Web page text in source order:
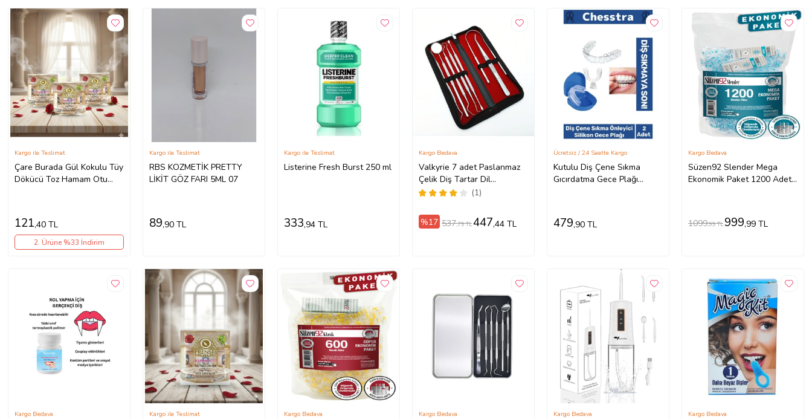
Çare Burada Gül Kokulu Tüy
Dökücü Toz Hamam Otu
Kargo ile Teslimat
121,40 TL
2. Ürüne %33 İndirim
RBS KOZMETİK PRETTY
LİKİT GÖZ FARI 5ML 07
Kargo ile Teslimat
89,90 TL
Listerine Fresh Burst 250 ml
Kargo ile Teslimat
333,94 TL
Valkyrie 7 adet Paslanmaz
Çelik Diş Tartar Dil
Temizleme Dental Ağız
(1)
Kargo Bedava
%17 537,79 TL447,44 TL
Kutulu Diş Çene Sıkma
Gıcırdatma Gece Plağı
Ücretsiz / 24 Saatte Kargo
479,90 TL
Süzen92 Slender Mega
Ekonomik Paket 1200 Adet
Kargo Bedava
1099,99 TL 999,99 TL
Kargo Bedava Kargo ile Teslimat Kargo Bedava Kargo Bedava Kargo Bedava Kargo Bedava